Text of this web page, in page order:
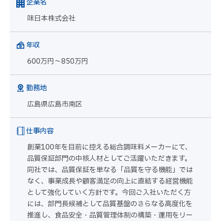
企業名
味日本株式会社
年収
600万円～850万円
勤務地
広島県広島市南区
仕事内容
創業100年を目前に控える総合調味料メーカーにて、
品質保証部門の中核人材としてご活躍いただきます。
同社では、品質保証を単なる「品質を守る機能」では
なく、事業成長や顧客満足の向上に直結する経営機能
として強化していく方針です。今回ご入社いただく方
には、部門長候補として品質基盤のさらなる高度化を
推進し、食品安全・品質管理体制の構築・運用をリー